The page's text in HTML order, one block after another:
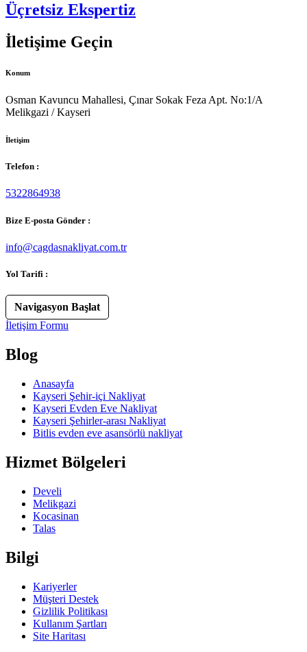
Üçretsiz Ekspertiz
İletişime Geçin
Konum
Osman Kavuncu Mahallesi, Çınar Sokak Feza Apt. No:1/A
Melikgazi / Kayseri
İletişim
Telefon :
5322864938
Bize E-posta Gönder :
info@cagdasnakliyat.com.tr
Yol Tarifi :
Navigasyon Başlat
İletişim Formu
Blog
Anasayfa
Kayseri Şehir-içi Nakliyat
Kayseri Evden Eve Nakliyat
Kayseri Şehirler-arası Nakliyat
Bitlis evden eve asansörlü nakliyat
Hizmet Bölgeleri
Develi
Melikgazi
Kocasinan
Talas
Bilgi
Kariyerler
Müşteri Destek
Gizlilik Politikası
Kullanım Şartları
Site Haritası